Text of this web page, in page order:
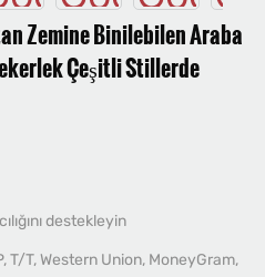
Zemine Binilebilen Araba
Çeşitli Stillerde
destekleyin
T/T, Western Union, MoneyGram,